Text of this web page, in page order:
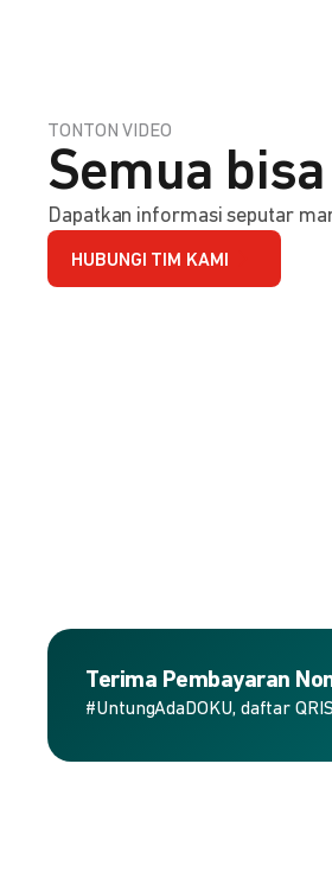
TONTON VIDEO
Semua
Dapatkan informasi seputar
HUBUNGI TIM KAMI
Terima Pembayaran
#UntungAdaDOKU, daftar